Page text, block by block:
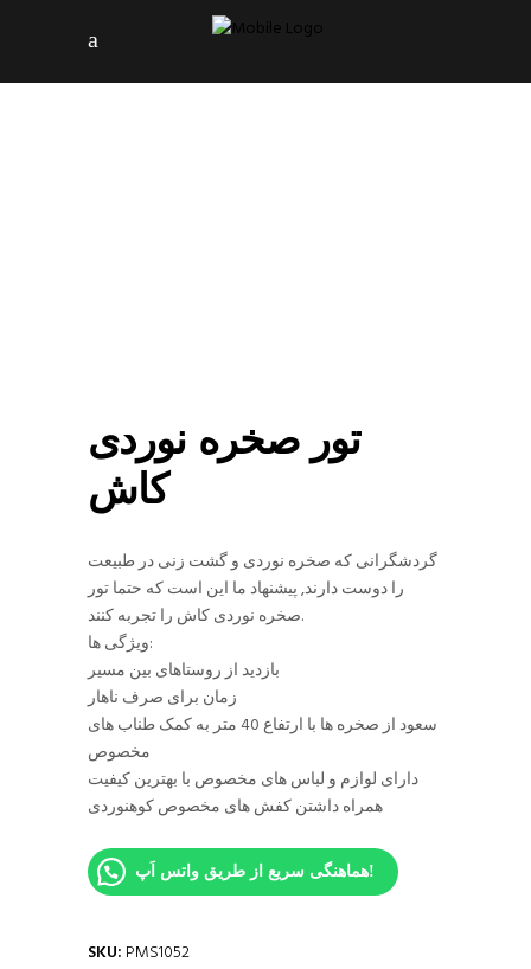
تور صخره نوردی
کاش
گردشگرانی که صخره نوردی و گشت زنی در طبیعت
را دوست دارند, پیشنهاد ما این است که حتما تور
صخره نوردی کاش را تجربه کنند.
ویژگی ها:
بازدید از روستاهای بین مسیر
زمان برای صرف ناهار
سعود از صخره ها با ارتفاع 40 متر به کمک طناب های
مخصوص
دارای لوازم و لباس های مخصوص با بهترین کیفیت
همراه داشتن کفش های مخصوص کوهنوردی
هماهنگی سریع از طریق واتس اَپ!
SKU: PMS1052